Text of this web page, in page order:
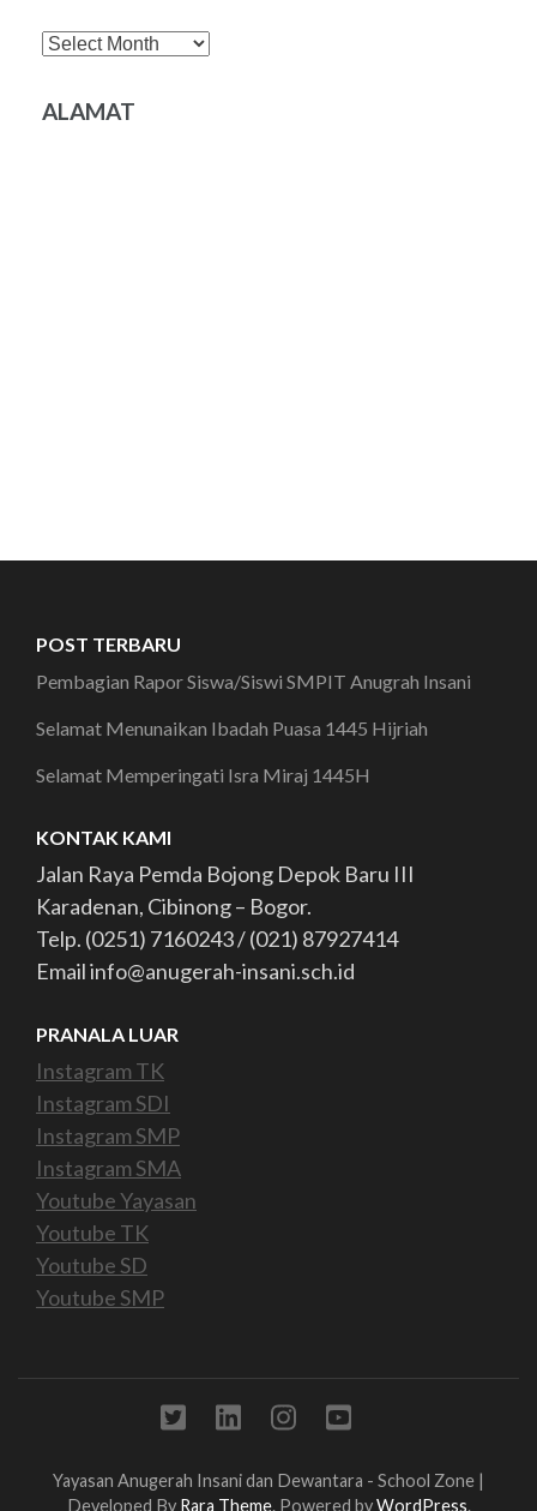
Archives
ALAMAT
POST TERBARU
Pembagian Rapor Siswa/Siswi SMPIT Anugrah Insani
Selamat Menunaikan Ibadah Puasa 1445 Hijriah
Selamat Memperingati Isra Miraj 1445H
KONTAK KAMI
Jalan Raya Pemda Bojong Depok Baru III
Karadenan, Cibinong – Bogor.
Telp. (0251) 7160243 / (021) 87927414
Email info@anugerah-insani.sch.id
PRANALA LUAR
Instagram TK
Instagram SDI
Instagram SMP
Instagram SMA
Youtube Yayasan
Youtube TK
Youtube SD
Youtube SMP
Yayasan Anugerah Insani dan Dewantara - School Zone |
Developed By Rara Theme. Powered byWordPress.